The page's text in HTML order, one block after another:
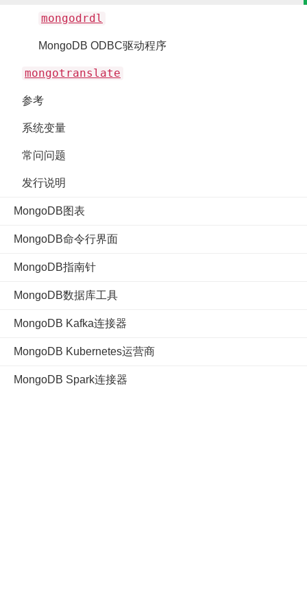
mongodrdl
MongoDB ODBC驱动程序
mongotranslate
参考
系统变量
常问问题
发行说明
MongoDB图表
MongoDB命令行界面
MongoDB指南针
MongoDB数据库工具
MongoDB Kafka连接器
MongoDB Kubernetes运营商
MongoDB Spark连接器